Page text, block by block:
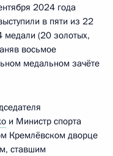
2024 года
в пяти из 22
медали (20 золотых,
восьмое
медальном зачёте
и Министр спорта
Кремлёвском дворце
ставшим